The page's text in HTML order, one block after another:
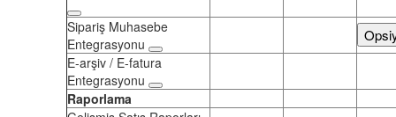
Sipariş Muhasebe
Entegrasyonu
E-arşiv / E-fatura
Entegrasyonu
Raporlama